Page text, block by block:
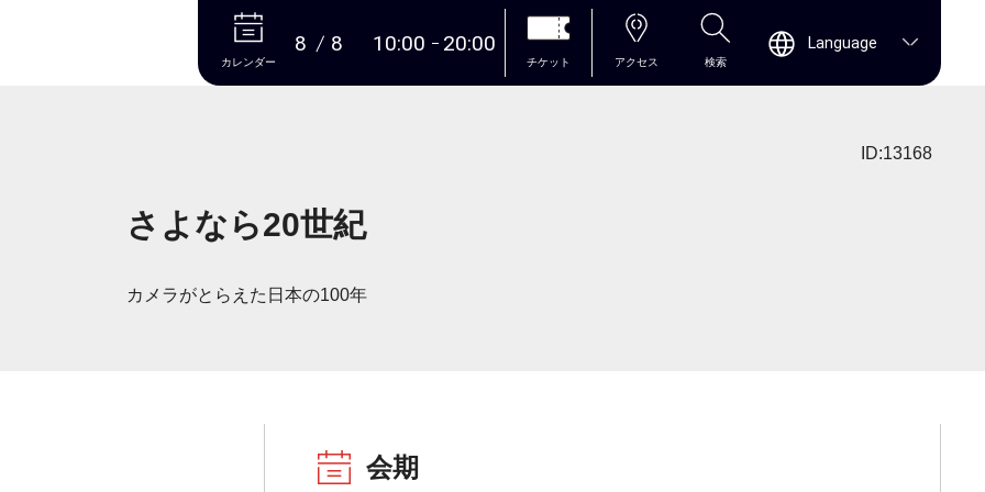
本文へ
カレンダー
8 8 10:00 20:00
チケット アクセス 検索
Language
ID:13168
さよなら20世紀
カメラがとらえた日本の100年
会期